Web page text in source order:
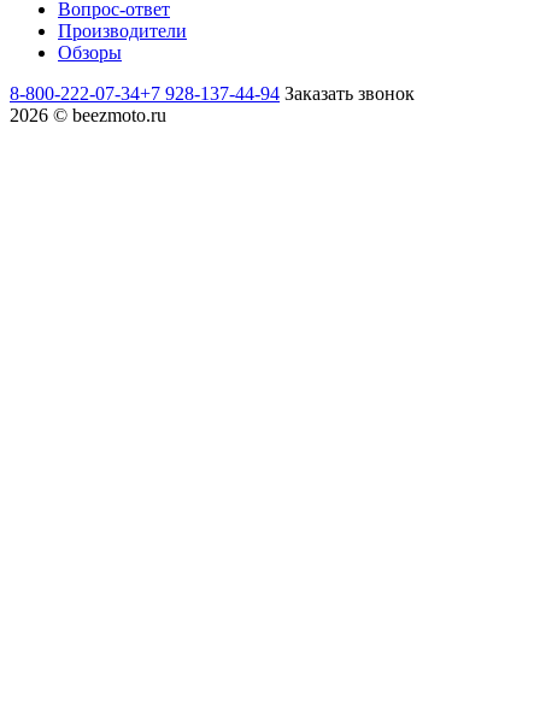
Вопрос-ответ
Производители
Обзоры
8-800-222-07-34+7 928-137-44-94 Заказать звонок
2026 © beezmoto.ru